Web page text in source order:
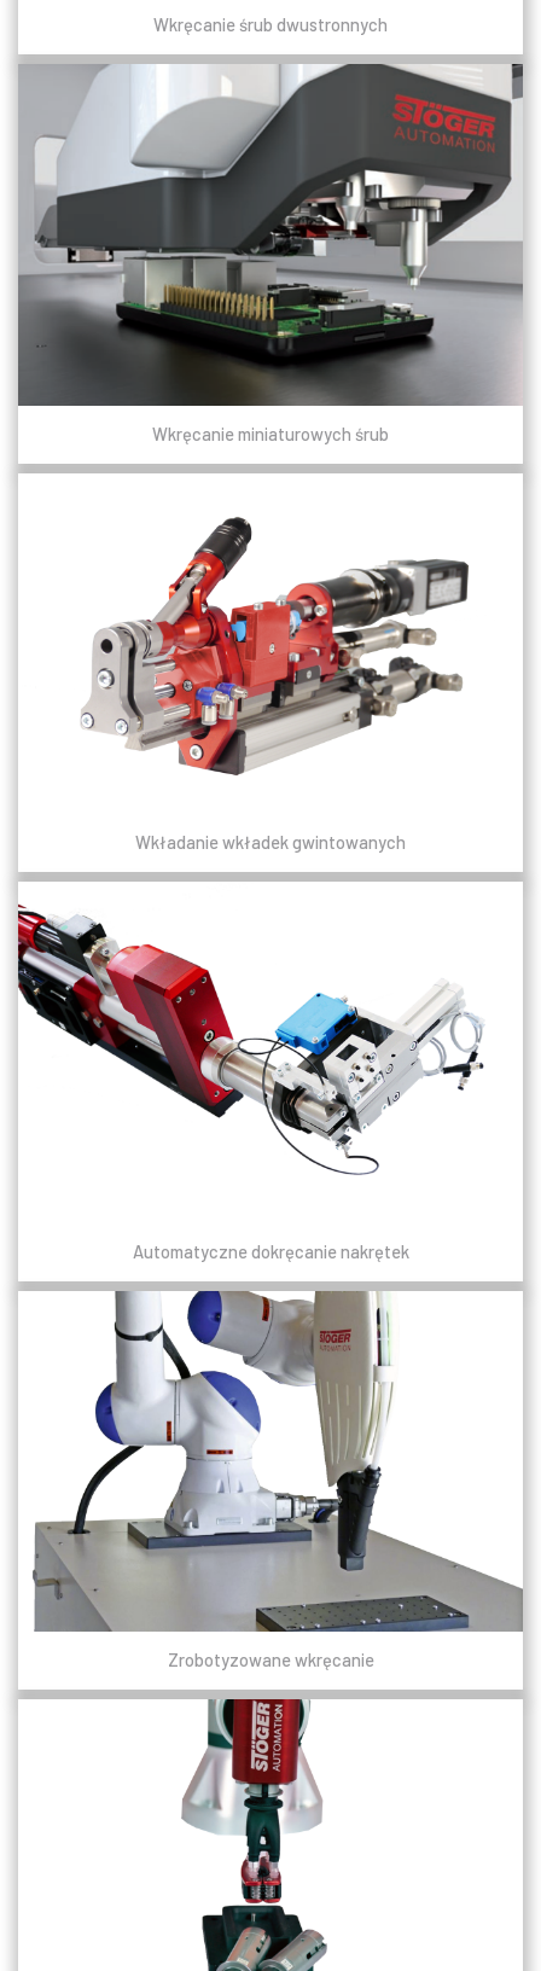
Wkręcanie śrub dwustronnych
Wkręcanie miniaturowych śrub
Wkładanie wkładek gwintowanych
Automatyczne dokręcanie nakrętek
Zrobotyzowane wkręcanie